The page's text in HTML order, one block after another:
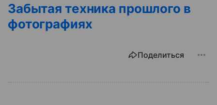
Забытая техника прошлого в
фотографиях
Поделиться